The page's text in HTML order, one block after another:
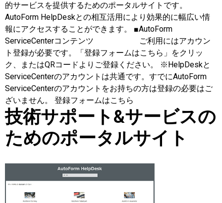
的サービスを提供するためのポータルサイトです。
AutoForm HelpDeskとの相互活用により効果的に幅広い情
報にアクセスすることができます。 ■AutoForm
ServiceCenterコンテンツ ご利用にはアカウン
ト登録が必要です。「登録フォームはこちら」をクリッ
ク、またはQRコードよりご登録ください。 ※HelpDeskと
ServiceCenterのアカウントは共通です。すでにAutoForm
ServiceCenterのアカウントをお持ちの方は登録の必要はご
ざいません。 登録フォームはこちら
技術サポート&サービスの
ためのポータルサイト